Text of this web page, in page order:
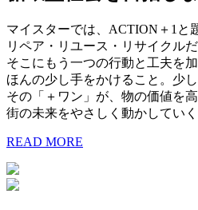
マイスターでは、ACTION＋1と
リペア・リユース・リサイクル
そこにもう一つの行動と工夫を
ほんの少し手をかけること。少
その「＋ワン」が、物の価値を
街の未来をやさしく動かしてい
READ MORE